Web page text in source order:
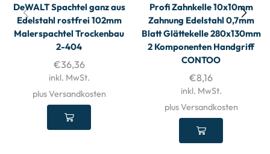
DeWALT Spachtel ganz aus
Edelstahl rostfrei 102mm
Malerspachtel Trockenbau
2-404
€36,36
inkl. MwSt.
plus Versandkosten
Profi Zahnkelle 10x10mm
Zahnung Edelstahl 0,7mm
Blatt Glättekelle 280x130mm
2 Komponenten Handgriff
CONTOO
€8,16
inkl. MwSt.
plus Versandkosten